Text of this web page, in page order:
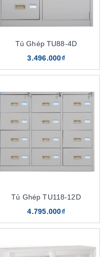
Tủ Ghép TU88-4D
3.496.000₫
Tủ Ghép TU118-12D
4.795.000₫